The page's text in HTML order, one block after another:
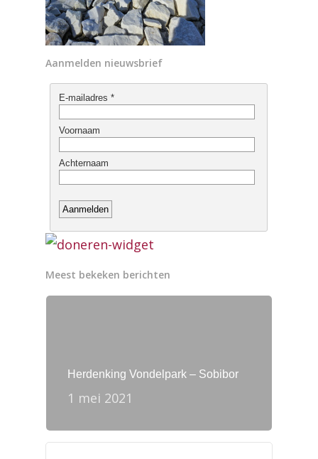
Aanmelden nieuwsbrief
Meest bekeken berichten
Herdenking Vondelpark – Sobibor
1 mei 2021